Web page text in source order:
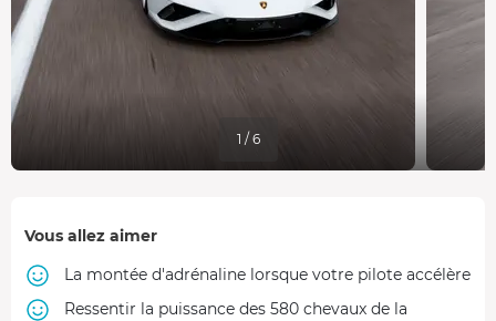
1 / 6
Vous allez aimer
La montée d'adrénaline lorsque votre pilote accélère
Ressentir la puissance des 580 chevaux de la